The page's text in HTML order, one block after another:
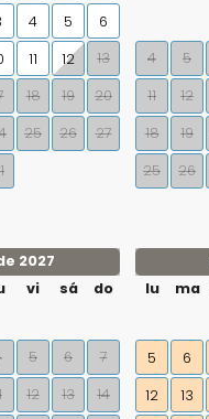
4 5
6
11 12
13
18 19
20
25 26
27
4
5
11
12
18
19
25
26
2027
vi sá do
5 6
7
12 13
14
lu
ma
5
6
12
13